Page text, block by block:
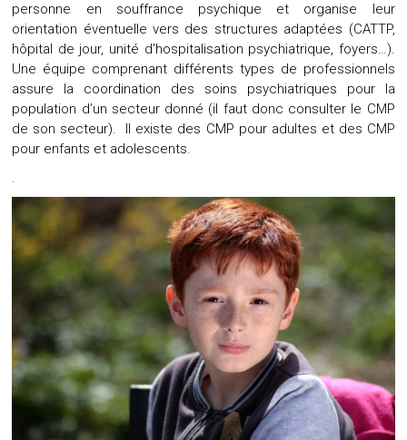
personne en souffrance psychique et organise leur
orientation éventuelle vers des structures adaptées (CATTP,
hôpital de jour, unité d’hospitalisation psychiatrique, foyers…).
Une équipe comprenant différents types de professionnels
assure la coordination des soins psychiatriques pour la
population d’un secteur donné (il faut donc consulter le CMP
de son secteur). Il existe des CMP pour adultes et des CMP
pour enfants et adolescents.
.